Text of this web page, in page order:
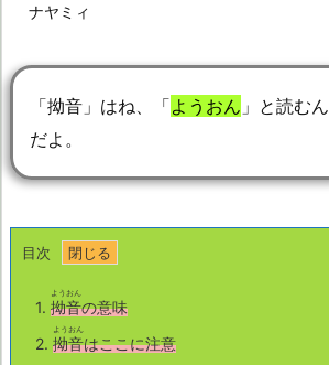
ナヤミィ
「拗音」はね、「ようおん 」と読むん
だよ。
目次
1. 拗音
ようおん
の意味
2. 拗音
ようおん
はここに注意